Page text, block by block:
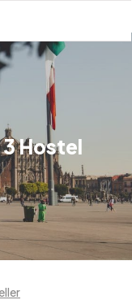
3 Hostel